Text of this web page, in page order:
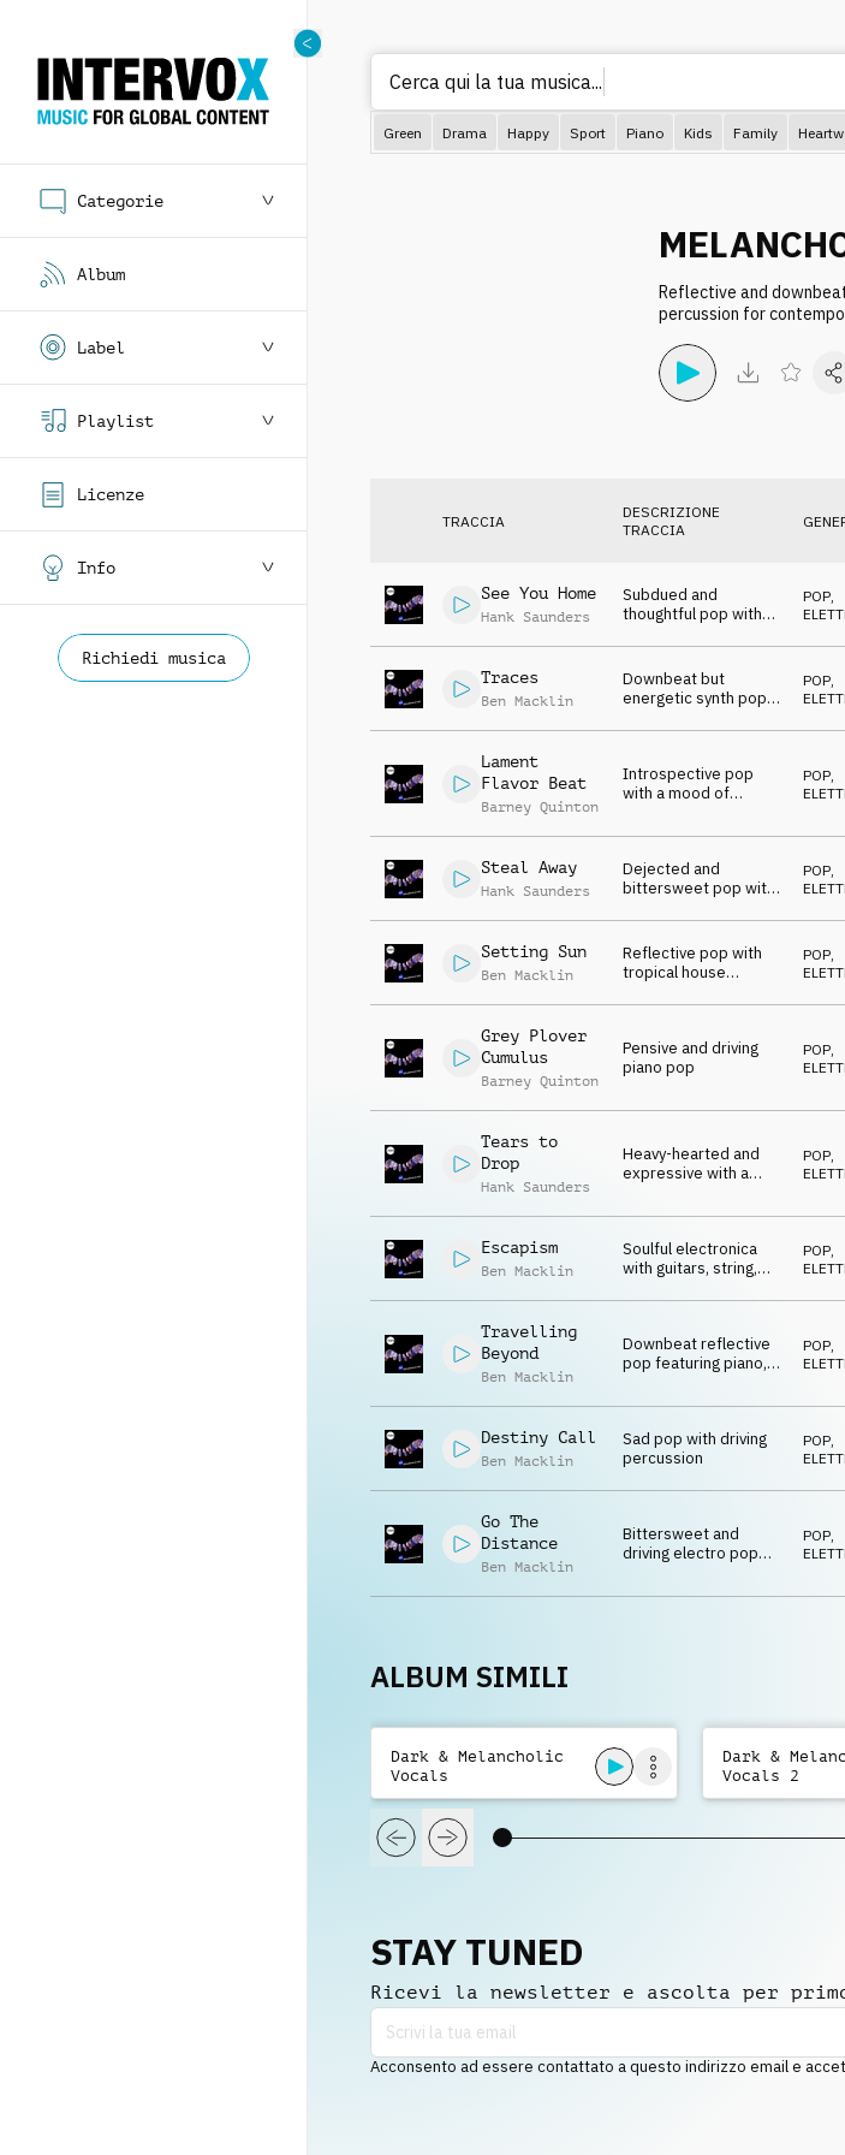
Categorie
Album
Label
Playlist
Licenze
Info
Richiedi musica
Cerca qui la tua musica.
Green Drama Happy Sport Piano Kids Family
Reflective and
percussion for
TRACCIA
DESCRIZIONE
TRACCIA
See You Home
Hank Saunders
Subdued and
thoughtful pop with
POP
Traces
Ben Macklin
Downbeat but
energetic synth pop
strings and drums
POP
Lament
Flavor Beat
Barney Quinton
Introspective pop
with a mood of
POP
Steal Away
Hank Saunders
Dejected and
bittersweet pop with
samples
POP
Setting Sun
Ben Macklin
Reflective pop with
tropical house
POP
Grey Plover
Cumulus
Barney Quinton
Pensive and driving
piano pop
POP
Tears to
Drop
Hank Saunders
Heavy-hearted and
expressive with a
POP
Escapism
Ben Macklin
Soulful electronica
with guitars, string,
POP
Travelling
Beyond
Ben Macklin
Downbeat reflective
pop featuring piano,
POP
Destiny Call
Ben Macklin
Sad pop with driving
percussion
POP
Go The
Distance
Ben Macklin
Bittersweet and
driving electro pop
POP
ALBUM SIMILI
Dark & Melancholic
Vocals
Dark &
Vocals 2
STAY TUNED
Ricevi la newsletter e ascolta per
Acconsento ad essere contattato a questo indirizzo email e